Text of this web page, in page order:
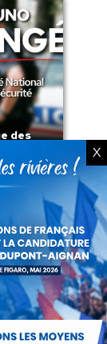
des
X